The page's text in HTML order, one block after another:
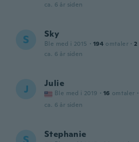
ca. 6 år siden
S Sky
Ble med i 2015 · 194 omtaler · 2
ca. 6 år siden
J Julie
Ble med i 2019 · 16 omtaler ·
ca. 6 år siden
Stephanie